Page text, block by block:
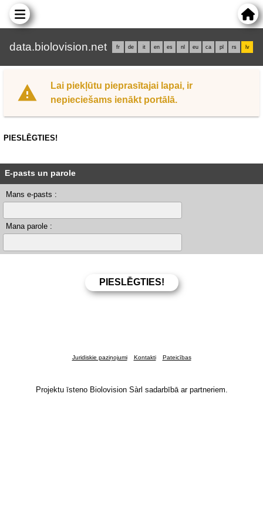
data.biolovision.net fr de it en es nl eu ca pl rs lv
Lai piekļūtu pieprasītajai lapai, ir
nepieciešams ienākt portālā.
PIESLĒGTIES!
E-pasts un parole
Mans e-pasts :
Mana parole :
Juridiskie paziņojumi Kontakti Pateicības
Projektu īsteno Biolovision Sàrl sadarbībā ar partneriem.